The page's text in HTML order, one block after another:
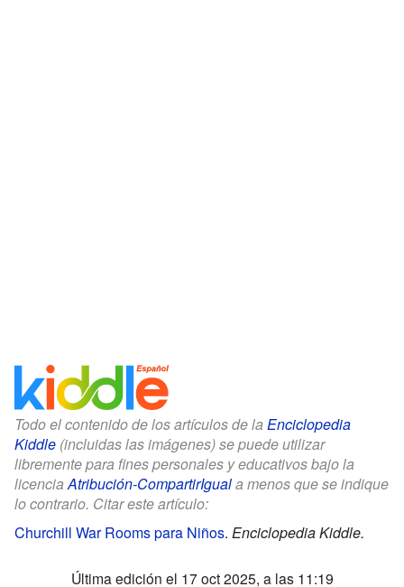
Todo el contenido de los artículos de la Enciclopedia
Kiddle (incluidas las imágenes) se puede utilizar
libremente para fines personales y educativos bajo la
licenciaAtribución-CompartirIguala menos que se indique
lo contrario. Citar este artículo:
Churchill War Rooms para Niños. Enciclopedia Kiddle.
Última edición el 17 oct 2025, a las 11:19